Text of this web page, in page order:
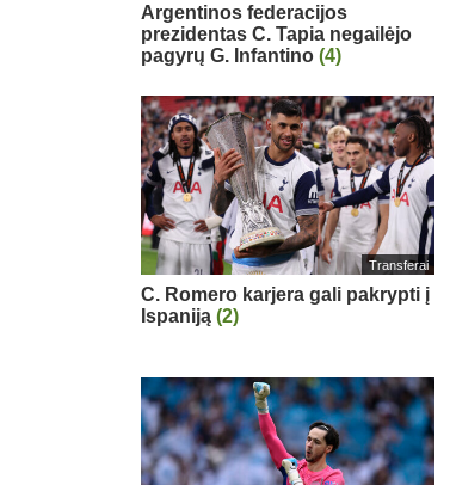
Argentinos federacijos
prezidentas C. Tapia negailėjo
pagyrų G. Infantino (4)
Transferai
C. Romero karjera gali pakrypti į
Ispaniją (2)